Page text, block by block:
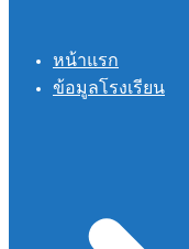
หน้าแรก
ข้อมูลโรงเรียน